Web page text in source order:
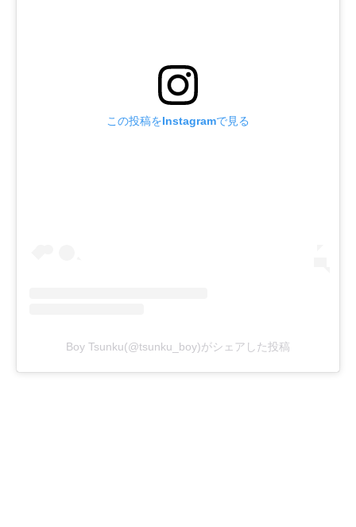
この投稿をInstagramで見る
Boy Tsunku(@tsunku_boy)がシェアした投稿